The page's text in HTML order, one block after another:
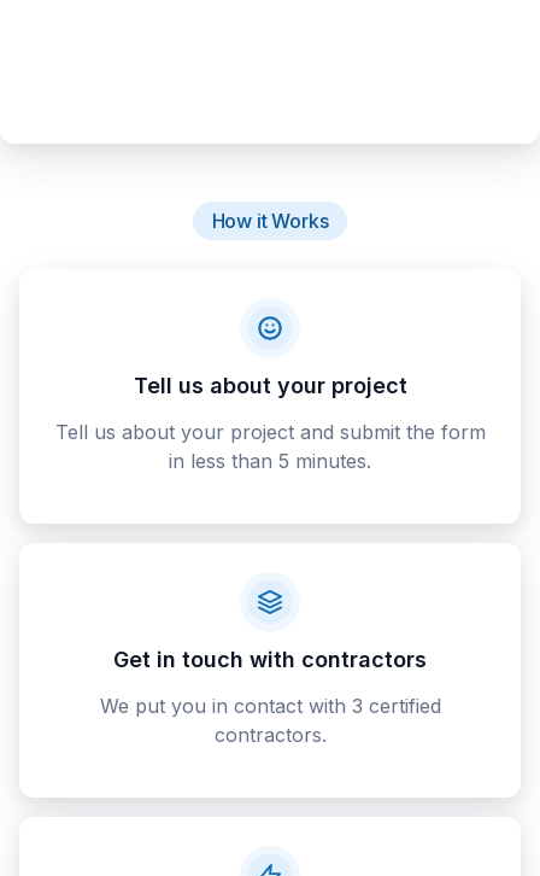
How it Works
Tell us about your project
Tell us about your project and submit the form
in less than 5 minutes.
Get in touch with contractors
We put you in contact with 3 certified
contractors.